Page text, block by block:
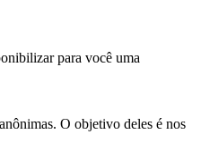
para você uma
O objetivo deles é nos